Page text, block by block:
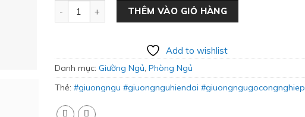
Giường Ngủ Thông Minh Nhỏ Gọn GN-18 số lượng
THÊM VÀO GIỎ HÀNG
Add to wishlist
Danh mục: Giường Ngủ, Phòng Ngủ
Thẻ: #giuongngu #giuongnguhiendai #giuongngugocongnghiep